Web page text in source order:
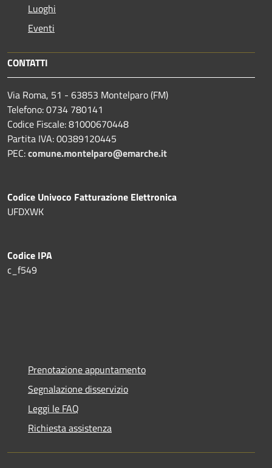
Luoghi
Eventi
CONTATTI
Via Roma, 51 - 63853 Montelparo (FM)
Telefono: 0734 780141
Codice Fiscale: 81000670448
Partita IVA: 00389120445
PEC:comune.montelparo@emarche.it
Codice Univoco Fatturazione Elettronica
UFDXWK
Codice IPA
c_f549
Prenotazione appuntamento
Segnalazione disservizio
Leggi le FAQ
Richiesta assistenza